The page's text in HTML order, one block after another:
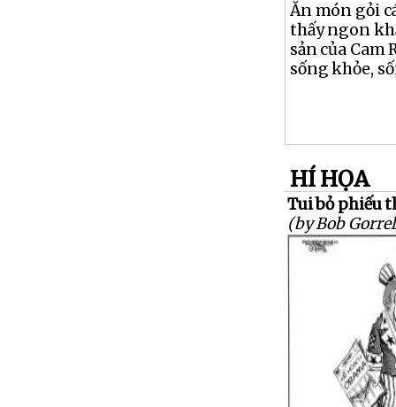
Ăn món gỏi
thấy ngon
sản của
sống khỏe,
HÍ HỌA
Tui bỏ phiếu
(by Bob